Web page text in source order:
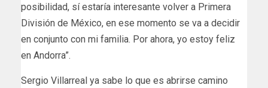
posibilidad, sí estaría interesante volver a Primera
División de México, en ese momento se va a decidir
en conjunto con mi familia. Por ahora, yo estoy feliz
en Andorra”.
Sergio Villarreal ya sabe lo que es abrirse camino